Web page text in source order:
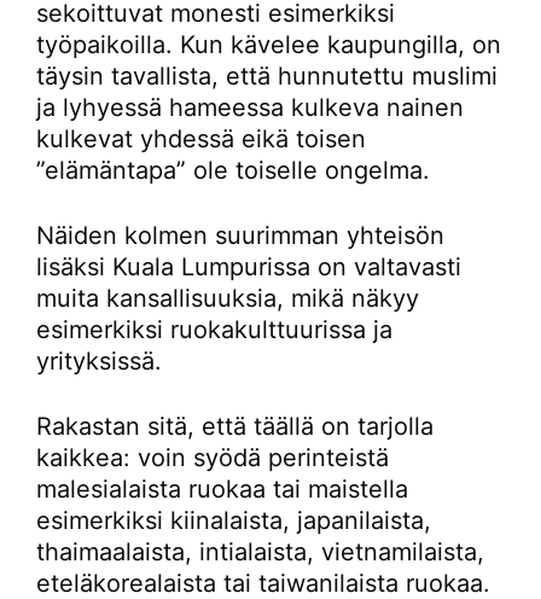
sekoittuvat monesti esimerkiksi
työpaikoilla. Kun kävelee kaupungilla, on
täysin tavallista, että hunnutettu muslimi
ja lyhyessä hameessa kulkeva nainen
kulkevat yhdessä eikä toisen
”elämäntapa” ole toiselle ongelma.
Näiden kolmen suurimman yhteisön
lisäksi Kuala Lumpurissa on valtavasti
muita kansallisuuksia, mikä näkyy
esimerkiksi ruokakulttuurissa ja
yrityksissä.
Rakastan sitä, että täällä on tarjolla
kaikkea: voin syödä perinteistä
malesialaista ruokaa tai maistella
esimerkiksi kiinalaista, japanilaista,
thaimaalaista, intialaista, vietnamilaista,
eteläkorealaista tai taiwanilaista ruokaa.